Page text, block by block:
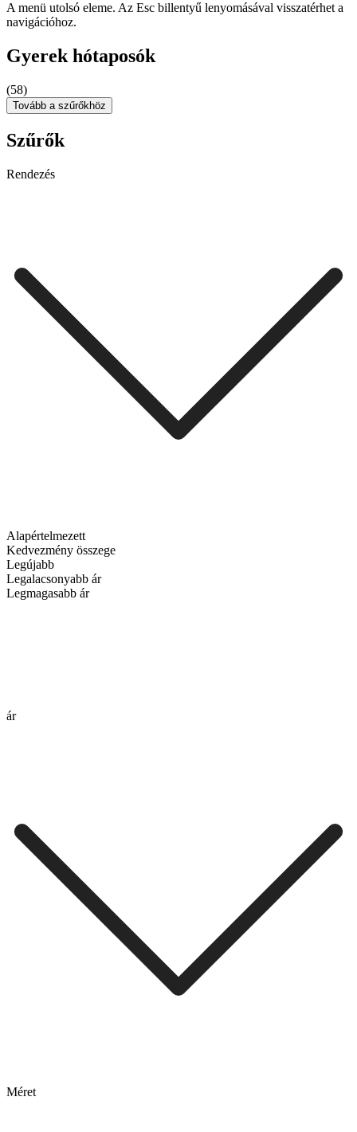
A menü utolsó eleme. Az Esc billentyű lenyomásával visszatérhet a
navigációhoz.
Gyerek hótaposók
(58)
Tovább a szűrőkhöz
Szűrők
Rendezés
Alapértelmezett
Kedvezmény összege
Legújabb
Legalacsonyabb ár
Legmagasabb ár
ár
Méret